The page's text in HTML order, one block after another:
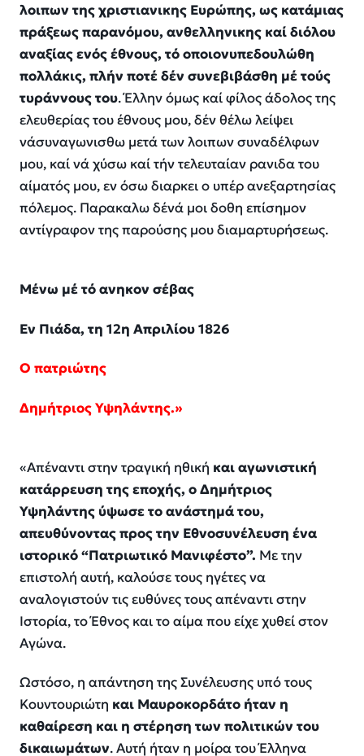
λοιπων της χριστιανικης Ευρώπης, ως κατάμιας
πράξεως παρανόμου, ανθελληνικης καί διόλου
αναξίας ενός έθνους, τό οποιονυπεδουλώθη
πολλάκις, πλήν ποτέ δέν συνεβιβάσθη μέ τούς
τυράννους του.Έλληνόμως καίφίλοςάδολος της
ελευθερίας τουέθνους μου, δέν θέλω λείψει
νάσυναγωνισθω μετάτων λοιπων συναδέλφων
μου, καίνάχύσω καίτήν τελευταίαν ρανιδα του
αίματός μου,ενόσωδιαρκειο υπέρανεξαρτησίας
πόλεμος. Παρακαλωδένά μοι δοθη επίσημον
αντίγραφον της παρούσης μου διαμαρτυρήσεως.
Μένω μέ τό ανηκον σέβας
Εν Πιάδα, τη 12η Απριλίου 1826
Ο πατριώτης
Δημήτριος Υψηλάντης.»
«Απέναντι στην τραγική ηθική και αγωνιστική
κατάρρευση της εποχής, ο Δημήτριος
Υψηλάντης ύψωσε το ανάστημά του,
απευθύνοντας προς την Εθνοσυνέλευση ένα
ιστορικό “Πατριωτικό Μανιφέστο”. Με την
επιστολή αυτή, καλούσε τους ηγέτες να
αναλογιστούν τις ευθύνες τους απέναντι στην
Ιστορία, το Έθνος και το αίμα που είχε χυθεί στον
Αγώνα.
Ωστόσο, η απάντηση της Συνέλευσης υπό τους
Κουντουριώτη και Μαυροκορδάτο ήταν η
καθαίρεση και η στέρηση των πολιτικών του
δικαιωμάτων. Αυτή ήταν η μοίρα του Έλληνα